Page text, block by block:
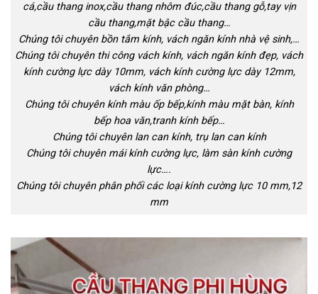
cá,cầu thang inox,cầu thang nhôm đúc,cầu thang gỗ,tay vịn
cầu thang,mặt bậc cầu thang…
Chúng tôi chuyên bồn tắm kính, vách ngăn kính nhà vệ sinh,…
Chúng tôi chuyên thi công vách kính, vách ngăn kính đẹp, vách
kính cường lực dày 10mm, vách kính cường lực dày 12mm,
vách kính văn phòng…
Chúng tôi chuyên kính màu ốp bếp,kính màu mặt bàn, kính
bếp hoa văn,tranh kính bếp…
Chúng tôi chuyên lan can kính, trụ lan can kính
Chúng tôi chuyên mái kính cường lực, làm sàn kính cường
lực….
Chúng tôi chuyên phân phối các loại kính cường lực 10 mm,12
mm